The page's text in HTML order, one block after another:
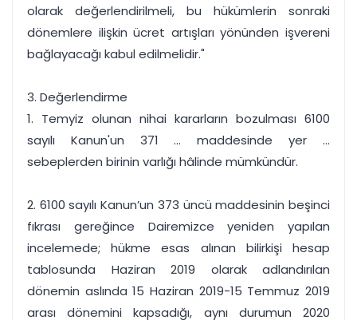
olarak değerlendirilmeli, bu hükümlerin sonraki
dönemlere ilişkin ücret artışları yönünden işvereni
bağlayacağı kabul edilmelidir."
3. Değerlendirme
1. Temyiz olunan nihai kararların bozulması 6100
sayılı Kanun'un 371 ... maddesinde yer ...
sebeplerden birinin varlığı hâlinde mümkündür.
2. 6100 sayılı Kanun’un 373 üncü maddesinin beşinci
fıkrası gereğince Dairemizce yeniden yapılan
incelemede; hükme esas alınan bilirkişi hesap
tablosunda Haziran 2019 olarak adlandırılan
dönemin aslında 15 Haziran 2019-15 Temmuz 2019
arası dönemini kapsadığı, aynı durumun 2020